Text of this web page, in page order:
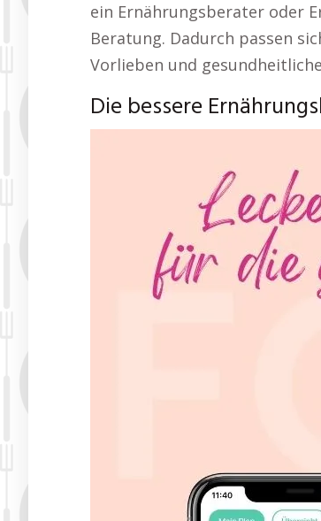
ein Ernährungsberater oder
Beratung. Dadurch passen
Vorlieben und
Die bessere